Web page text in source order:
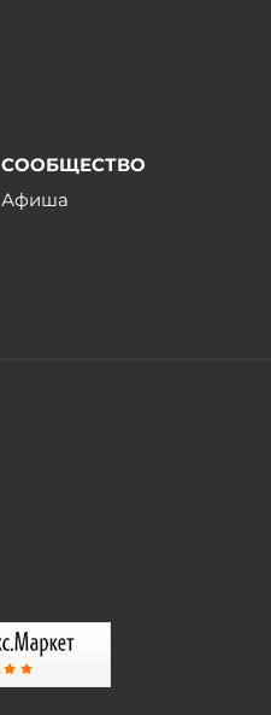
СООБЩЕСТВО
Афиша